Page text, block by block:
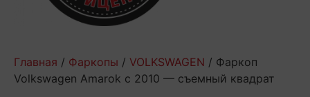
Главная / Фаркопы / VOLKSWAGEN / Фаркоп
Volkswagen Amarok с 2010 — съемный квадрат